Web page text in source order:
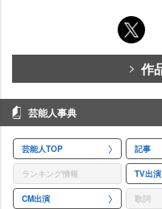
作
芸能人事典
芸能人TOP 記事
ランキング情報 TV出演
CM出演 歌詞